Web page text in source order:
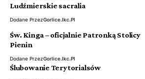
Ludźmierskie sacralia
Dodane PrzezGorlice.ikc.pl
Św. Kinga – oficjalnie Patronką Stolicy
Pienin
Dodane PrzezGorlice.ikc.pl
Ślubowanie Terytorialsów